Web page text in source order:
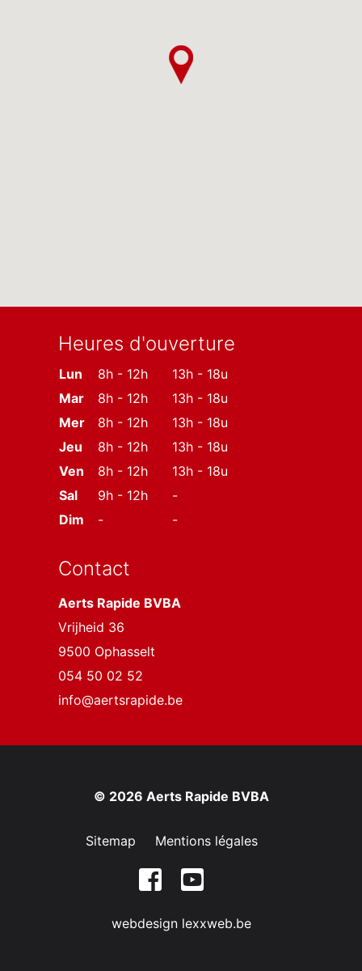
Heures d'ouverture
Lun 8h - 12h
13h - 18u
Mar
8h - 12h
13h - 18u
Mer
8h - 12h
13h - 18u
Jeu
8h - 12h
13h - 18u
Ven
8h - 12h
13h - 18u
Sal
9h - 12h
-
Dim
- -
Contact
Aerts Rapide BVBA
Vrijheid 36
9500 Ophasselt
054 50 02 52
info@aertsrapide.be
© 2026 Aerts Rapide BVBA
Sitemap Mentions légales
webdesign lexxweb.be